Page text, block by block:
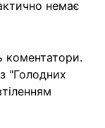
немає
"Голодних